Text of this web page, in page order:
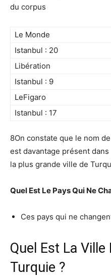
du corpus
Le Monde
Istanbul : 20
Libération
Istanbul : 9
LeFigaro
Istanbul : 17
8On constate que le nom
est davantage présent
la plus grande ville de
Quel Est Le Pays Qui Ne
Ces pays qui ne
Quel Est La Ville
Turquie ?